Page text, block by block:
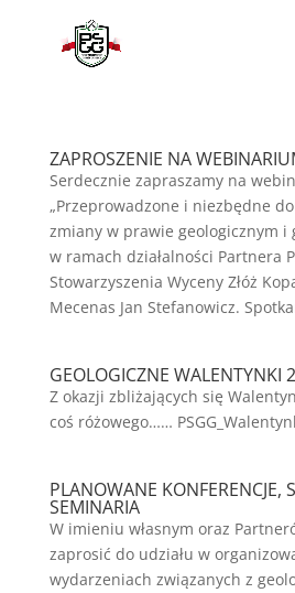
ZAPROSZENIE NA
Serdecznie zapraszamy na
„Przeprowadzone i niezbędne
zmiany w prawie geologicznym i
w ramach działalności Partnera
Stowarzyszenia Wyceny Złóż
Mecenas Jan Stefanowicz.
GEOLOGICZNE WALENTYNKI
Z okazji zbliżających się
coś różowego……
PLANOWANE KONFERENCJE,
SEMINARIA
W imieniu własnym oraz
zaprosić do udziału w
wydarzeniach związanych z